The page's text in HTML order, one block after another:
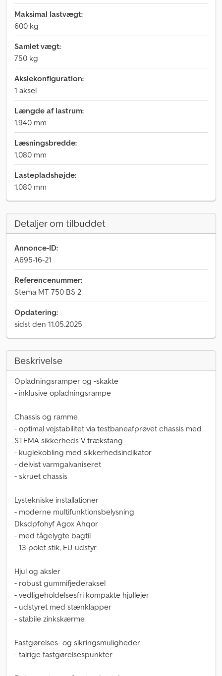
Maksimal lastvægt:
600 kg
Samlet vægt:
750 kg
Akslekonfiguration:
1 aksel
Længde af lastrum:
1.940 mm
Læsningsbredde:
1.080 mm
Lastepladshøjde:
1.080 mm
Detaljer om tilbuddet
Annonce-ID:
A695-16-21
Referencenummer:
Stema MT 750 BS 2
Opdatering:
sidst den 11.05.2025
Beskrivelse
Opladningsramper og -skakte
- inklusive opladningsrampe
Chassis og ramme
- optimal vejstabilitet via testbaneafprøvet chassis med
STEMA sikkerheds-V-trækstang
- kuglekobling med sikkerhedsindikator
- delvist varmgalvaniseret
- skruet chassis
Lystekniske installationer
- moderne multifunktionsbelysning
Dksdpfohyf Agox Ahqor
- med tågelygte bagtil
- 13-polet stik, EU-udstyr
Hjul og aksler
- robust gummifjederaksel
- vedligeholdelsesfri kompakte hjullejer
- udstyret med stænklapper
- stabile zinkskærme
Fastgørelses- og sikringsmuligheder
- talrige fastgørelsespunkter